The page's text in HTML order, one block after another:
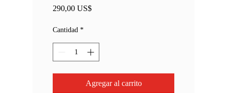
290,00 US$Precio
Cantidad *
Agregar al carrito